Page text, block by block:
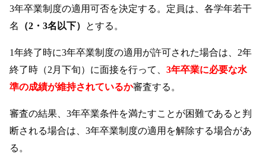
3年卒業制度の適用可否を決定する。定員は、各学年若干
名
（2・3名以下） とする。
1年終了時に3年卒業制度の適用が許可された場合は、2年
終了時（2月下旬）に面接を行って、3年卒業に必要な水
準の成績が維持されているか審査する。
審査の結果、3年卒業条件を満たすことが困難であると判
断される場合は、3年卒業制度の適用を解除する場合があ
る。